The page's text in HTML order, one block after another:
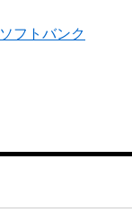
ソフトバンク